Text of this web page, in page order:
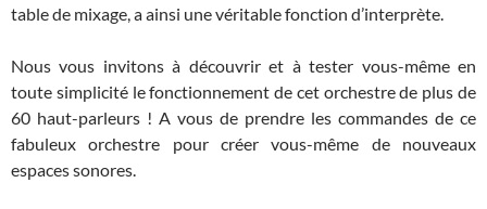
table de mixage, a ainsi une véritable fonction d’interprète.
Nous vous invitons à découvrir et à tester vous-même en
toute simplicité le fonctionnement de cet orchestre de plus de
60 haut-parleurs ! A vous de prendre les commandes de ce
fabuleux orchestre pour créer vous-même de nouveaux
espaces sonores.